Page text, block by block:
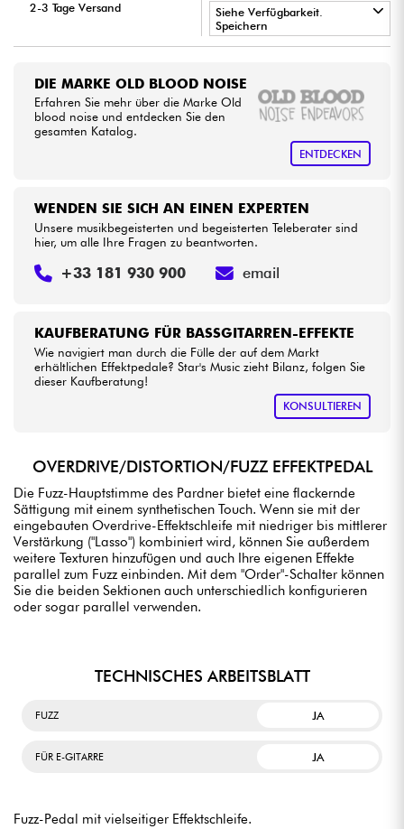
Kinder
HiFi
Sehen Sie sich unsere Marken an
2-3 Tage Versand
Siehe Verfügbarkeit.
Speichern
DIE MARKE OLD BLOOD NOISE
Erfahren Sie mehr über die Marke Old
blood noise und entdecken Sie den
gesamten Katalog.
ENTDECKEN
KAUFBERATUNG FÜR BASSGITARREN-EFFEKTE
Wie navigiert man durch die Fülle der auf dem Markt
erhältlichen Effektpedale? Star's Music zieht Bilanz, folgen Sie
dieser Kaufberatung!
KONSULTIEREN
WENDEN SIE SICH AN EINEN EXPERTEN
Unsere musikbegeisterten und begeisterten Teleberater sind
hier, um alle Ihre Fragen zu beantworten.
+33 181 930 900 email
OVERDRIVE/DISTORTION/FUZZ EFFEKTPEDAL
Die Fuzz-Hauptstimme des Pardner bietet eine flackernde
Sättigung mit einem synthetischen Touch. Wenn sie mit der
eingebauten Overdrive-Effektschleife mit niedriger bis mittlerer
Verstärkung ("Lasso") kombiniert wird, können Sie außerdem
weitere Texturen hinzufügen und auch Ihre eigenen Effekte
parallel zum Fuzz einbinden. Mit dem "Order"-Schalter können
Sie die beiden Sektionen auch unterschiedlich konfigurieren
oder sogar parallel verwenden.
TECHNISCHES ARBEITSBLATT
FUZZ JA
FÜR E-GITARRE JA
Fuzz-Pedal mit vielseitiger Effektschleife.